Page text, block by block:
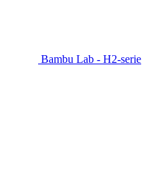
Bambu Lab - H2-serie